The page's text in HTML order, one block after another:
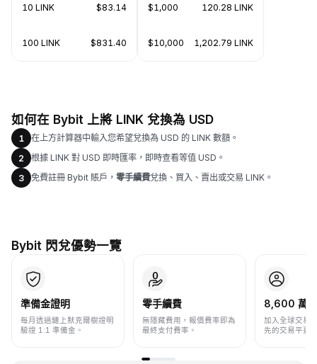
10 LINK $83.14
100 LINK $831.40
$1,000 120.28 LINK
$10,000 1,202.79 LINK
如何在 Bybit 上將 LINK 兌換為 USD
1
在上方計算器中輸入您希望兌換為 USD 的 LINK 數額。
2
根據 LINK 對 USD 即時匯率，即時查看等值 USD。
3
免費註冊 Bybit 賬戶， 零手續費兌換、買入、賣出或交易 LINK。
Bybit 閃兌優勢一覽
準備金證明
每月透過鏈上默克爾樹證明
驗證 1:1 準備金。
零手續費
無隱藏費用，報價費率即為
最終支付費率。
8,600 萬+
加入全球交易
先的交易平臺